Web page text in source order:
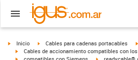
igus-icon-arrow-right
Inicio igus-icon-arrow-right
Cables para cadenas portacables
igus-icon-arrow-right
Cables de accionamiento compatibles con
igus-icon-arrow-right
compatibles con Siemens igus-icon-
readycable®